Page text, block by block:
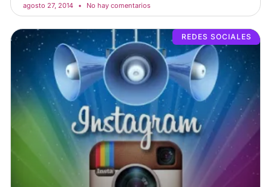
agosto 27, 2014 No hay comentarios
REDES SOCIALES